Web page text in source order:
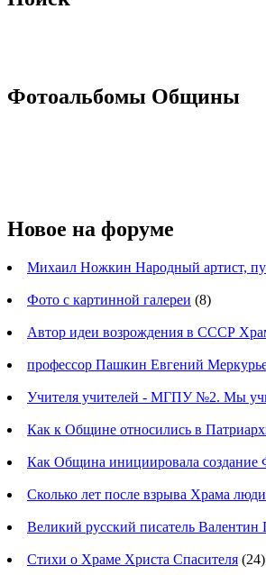
Фотоальбомы Общины
Новое на форуме
Михаил Ножкин Народный артист,
Фото с картинной галереи (8)
Автор идеи возрождения в СССР
профессор Пашкин Евгений
Учителя учителей - МГПУ №2. Мы
Как к Общине относились в
Как Община инициировала создание
Сколько лет после взрыва Храма
Великий русский писатель Валентин
Стихи о Храме Христа Спасителя (24)